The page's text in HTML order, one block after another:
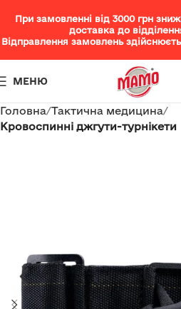
При замовленні від 3000 грн
доставка до
Відправлення замовлень
МЕНЮ
Головна Тактична медицина
Кровоспинні джгути-турнікети